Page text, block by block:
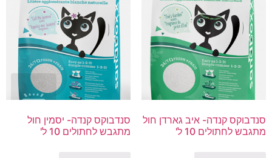
סנדבוקס קנדה- איב גארדן חול
מתגבש לחתולים 10 ל'
סנדבוקס קנדה- יסמין חול
מתגבש לחתולים 10 ל'